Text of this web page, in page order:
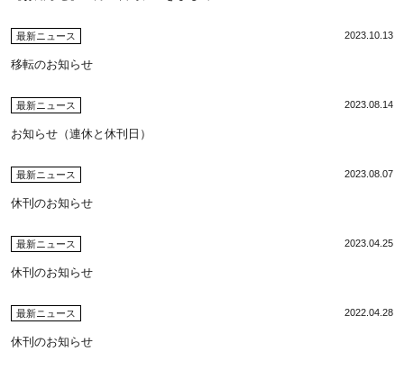
最新ニュース 2023.10.13
移転のお知らせ
最新ニュース 2023.08.14
お知らせ（連休と休刊日）
最新ニュース 2023.08.07
休刊のお知らせ
最新ニュース 2023.04.25
休刊のお知らせ
最新ニュース 2022.04.28
休刊のお知らせ